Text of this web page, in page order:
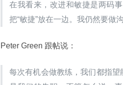
在我看来，改进和敏捷是两码
把“敏捷”放在一边。我仍然要做
Peter Green 跟帖说：
每次有机会做教练，我们都指